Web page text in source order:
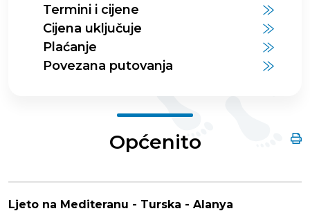
Termini i cijene
Cijena uključuje
Plaćanje
Povezana putovanja
Općenito
Ljeto na Mediteranu - Turska - Alanya